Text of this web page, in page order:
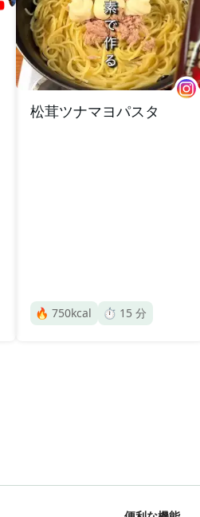
松茸ツナマヨパスタ
🔥 750kcal ⏱️ 15 分